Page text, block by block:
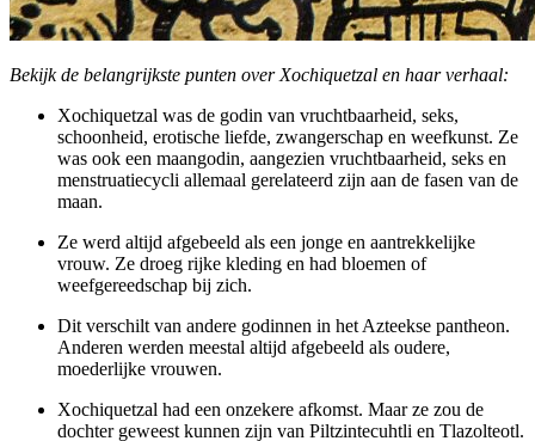
Bekijk de belangrijkste punten over Xochiquetzal en haar verhaal:
Xochiquetzal was de godin van vruchtbaarheid, seks,
schoonheid, erotische liefde, zwangerschap en weefkunst. Ze
was ook een maangodin, aangezien vruchtbaarheid, seks en
menstruatiecycli allemaal gerelateerd zijn aan de fasen van de
maan.
Ze werd altijd afgebeeld als een jonge en aantrekkelijke
vrouw. Ze droeg rijke kleding en had bloemen of
weefgereedschap bij zich.
Dit verschilt van andere godinnen in het Azteekse pantheon.
Anderen werden meestal altijd afgebeeld als oudere,
moederlijke vrouwen.
Xochiquetzal had een onzekere afkomst. Maar ze zou de
dochter geweest kunnen zijn van Piltzintecuhtli en Tlazolteotl.